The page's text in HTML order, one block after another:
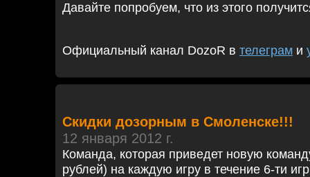
Давайте попробуем, что из этого
Официальный канал DozoR в телеграм и
Скидки дозорным в Смоленске!!!
12 января 2012 г.
Команда, которая приведет новую
рублей) на каждую игру в течение 6-ти